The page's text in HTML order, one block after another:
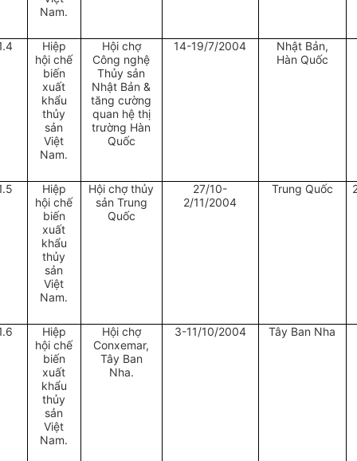
Nam.
Hiệp
hội chế
biến
xuất
khẩu
thủy
sản
Việt
Nam.
Hội chợ
Công nghệ
Thủy sản
Nhật Bản &
tăng cường
quan hệ thị
trường Hàn
Quốc
14-19/7/2004
Nhật Bản,
Hàn Quốc
Hiệp
hội chế
biến
xuất
khẩu
thủy
sản
Việt
Nam.
Hội chợ thủy
sản Trung
Quốc
27/10-
2/11/2004
Trung Quốc
Hiệp
hội chế
biến
xuất
khẩu
thủy
sản
Việt
Nam.
Hội chợ
Conxemar,
Tây Ban
Nha.
3-11/10/2004 Tây Ban Nha